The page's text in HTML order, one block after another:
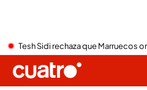
Tesh Sidi rechaza que Marruecos